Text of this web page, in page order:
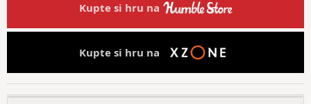
Kupte si hru na
Kupte si hru na